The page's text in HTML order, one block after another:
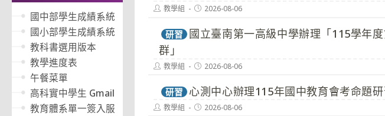
Post教學組
Post2026-08-06
研習
國立臺南第一高級中學辦理「115學年
群」
Post教學組
Post2026-08-06
研習 心測中心辦理115年國中教育會考命題
Post教學組
Post2026-08-06
國中部學生成績系統
國小部學生成績系統
教科書選用版本
教學進度表
午餐菜單
高科實中學生 Gmail
教育體系單一簽入服